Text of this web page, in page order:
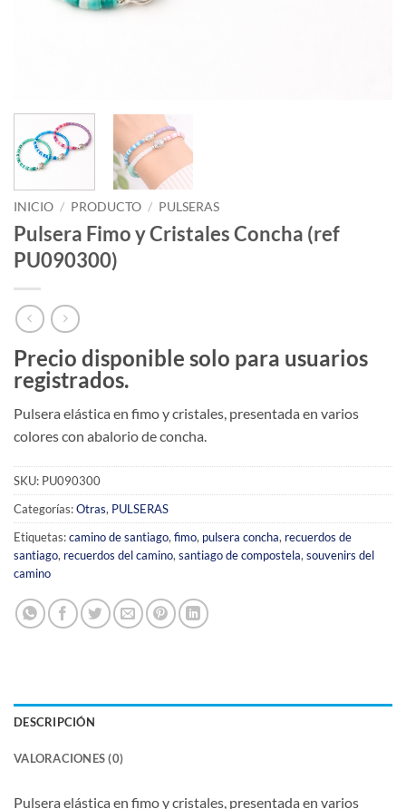
INICIO / PRODUCTO / PULSERAS
Pulsera Fimo y Cristales Concha (ref
PU090300)
Precio disponible solo para usuarios
registrados.
Pulsera elástica en fimo y cristales, presentada en varios
colores con abalorio de concha.
SKU: PU090300
Categorías:Otras, PULSERAS
Etiquetas:camino de santiago, fimo, pulsera concha, recuerdos de
santiago, recuerdos del camino, santiago de compostela, souvenirs del
camino
DESCRIPCIÓN
VALORACIONES (0)
Pulsera elástica en fimo y cristales, presentada en varios